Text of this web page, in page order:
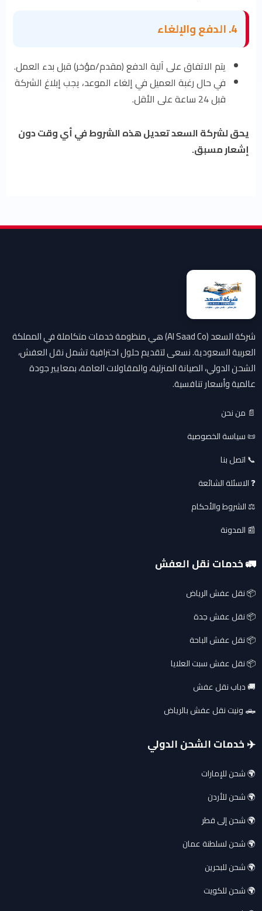
4. الدفع والإلغاء
يتم الاتفاق على آلية الدفع (مقدم/مؤخر) قبل بدء العمل.
في حال رغبة العميل في إلغاء الموعد، يجب إبلاغ الشركة
قبل 24 ساعة على الأقل.
يحق لشركة السعد تعديل هذه الشروط في أي وقت دون
إشعار مسبق.
شركة السعد (Al Saad Co) هي منظومة خدمات متكاملة في المملكة
العربية السعودية. نسعى لتقديم حلول احترافية تشمل نقل العفش،
الشحن الدولي، الصيانة المنزلية، والمقاولات العامة، بمعايير جودة
عالمية وأسعار تنافسية.
📄 من نحن
📜 سياسة الخصوصية
📞 اتصل بنا
❓ الاسئلة الشائعة
⚖️ الشروط والأحكام
📰 المدونة
🚛 خدمات نقل العفش
📦 نقل عفش الرياض
📦 نقل عفش جدة
📦 نقل عفش الباحة
📦 نقل عفش سبت العلايا
🚚 دباب نقل عفش
🛻 ونيت نقل عفش بالرياض
✈️ خدمات الشحن الدولي
🌍 شحن للإمارات
🌍 شحن للأردن
🌍 شحن إلى قطر
🌍 شحن لسلطنة عمان
🌍 شحن للبحرين
🌍 شحن للكويت